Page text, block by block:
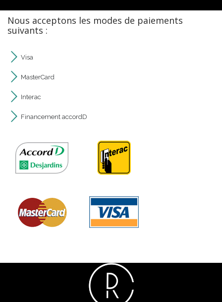
Nous acceptons les modes de paiements
suivants :
Visa
MasterCard
Interac
Financement accordD